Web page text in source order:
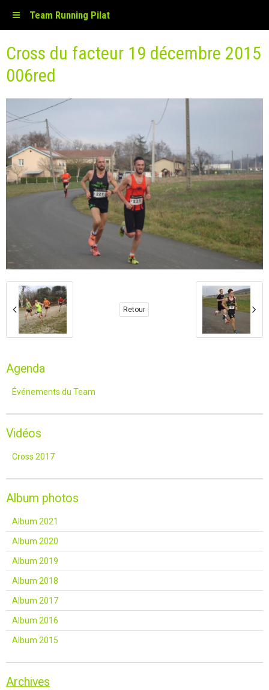
Team Running Pilat
Cross du facteur 19 décembre 2015
006red
Retour
Agenda
Événements du Team
Vidéos
Cross 2017
Album photos
Album 2021
Album 2020
Album 2019
Album 2018
Album 2017
Album 2016
Album 2015
Archives